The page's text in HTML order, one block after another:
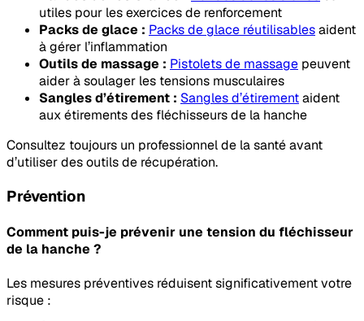
utiles pour les exercices de renforcement
Packs de glace : Packs de glace réutilisablesaident
à gérer l’inflammation
Outils de massage : Pistolets de massage peuvent
aider à soulager les tensions musculaires
Sangles d’étirement : Sangles d’étirementaident
aux étirements des fléchisseurs de la hanche
Consultez toujours un professionnel de la santé avant
d’utiliser des outils de récupération.
Prévention
Comment puis-je prévenir une tension du fléchisseur
de la hanche ?
Les mesures préventives réduisent significativement votre
risque :